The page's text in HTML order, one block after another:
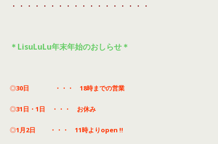
・・・・・・・・・・・・・・・・・・
＊LisuLuLu年末年始のおしらせ＊
◎30日 ・・・ 18時までの営業
◎31日・1日 ・・・ お休み
◎1月2日 ・・・ 11時よりopen !!